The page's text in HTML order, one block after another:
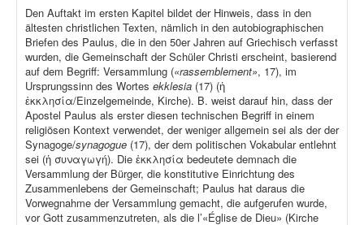
Den Auftakt im ersten Kapitel bildet der Hinweis, dass in den
ältesten christlichen Texten, nämlich in den autobiographischen
Briefen des Paulus, die in den 50er Jahren auf Griechisch verfasst
wurden, die Gemeinschaft der Schüler Christi erscheint, basierend
auf dem Begriff: Versammlung («rassemblement», 17), im
Ursprungssinn des Wortes ekklesia (17) (ἡ
ἐκκλησία/Einzelgemeinde, Kirche). B. weist darauf hin, dass der
Apostel Paulus als erster diesen technischen Begriff in einem
religiösen Kontext verwendet, der weniger allgemein sei als der der
Synagoge/synagogue (17), der dem politischen Vokabular entlehnt
sei (ἡ συναγωγή). Die ἐκκλησία bedeutete demnach die
Versammlung der Bürger, die konstitutive Einrichtung des
Zusammenlebens der Gemeinschaft; Paulus hat daraus die
Vorwegnahme der Versammlung gemacht, die aufgerufen wurde,
vor Gott zusammenzutreten, als die l’«Église de Dieu» (Kirche